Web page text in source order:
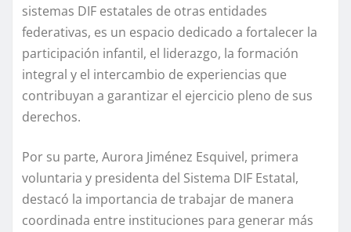
sistemas DIF estatales de otras entidades
federativas, es un espacio dedicado a fortalecer la
participación infantil, el liderazgo, la formación
integral y el intercambio de experiencias que
contribuyan a garantizar el ejercicio pleno de sus
derechos.
Por su parte, Aurora Jiménez Esquivel, primera
voluntaria y presidenta del Sistema DIF Estatal,
destacó la importancia de trabajar de manera
coordinada entre instituciones para generar más